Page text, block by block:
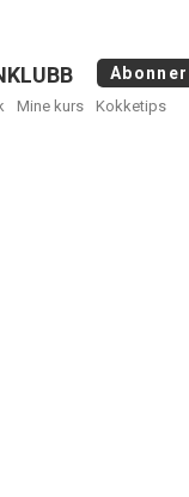
Abonner
Mine kurs Kokketips